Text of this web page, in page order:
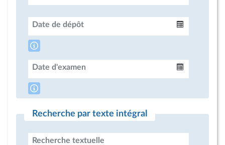
Date de dépôt
Date d'examen
Recherche par texte intégral
Recherche textuelle